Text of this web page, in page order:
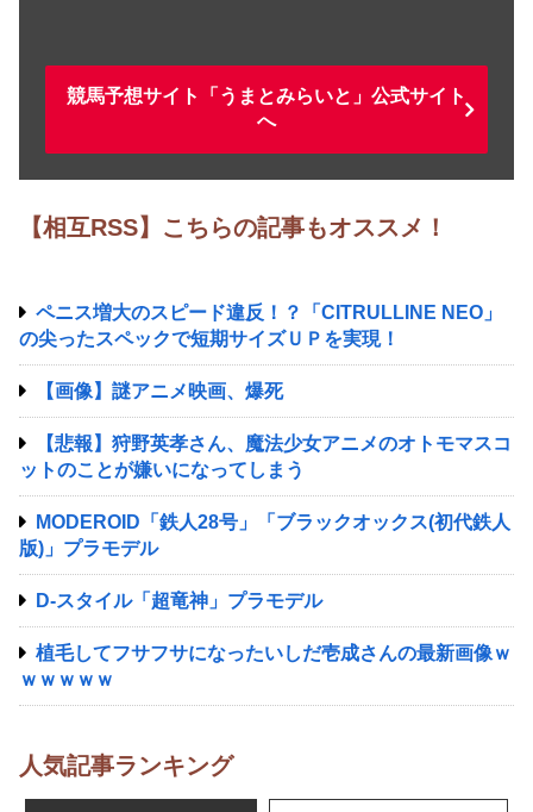
競馬予想サイト「うまとみらいと」公式サイト
へ
【相互RSS】こちらの記事もオススメ！
ペニス増大のスピード違反！？「CITRULLINE NEO」
の尖ったスペックで短期サイズＵＰを実現！
【画像】謎アニメ映画、爆死
【悲報】狩野英孝さん、魔法少女アニメのオトモマスコ
ットのことが嫌いになってしまう
MODEROID「鉄人28号」「ブラックオックス(初代鉄人
版)」プラモデル
D-スタイル「超竜神」プラモデル
植毛してフサフサになったいしだ壱成さんの最新画像ｗ
ｗｗｗｗｗ
人気記事ランキング